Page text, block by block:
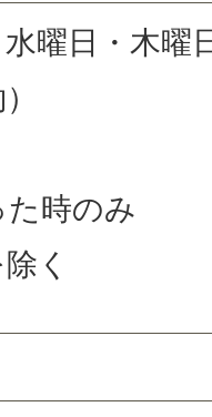
曜日・木曜
時のみ
く